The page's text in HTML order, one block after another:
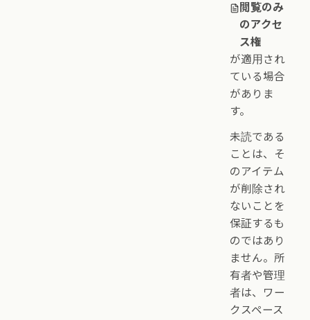
閲覧のみ
のアクセ
ス権
が適用され
ている場合
がありま
す。
未読である
ことは、そ
のアイテム
が削除され
ないことを
保証するも
のではあり
ません。所
有者や管理
者は、ワー
クスペース